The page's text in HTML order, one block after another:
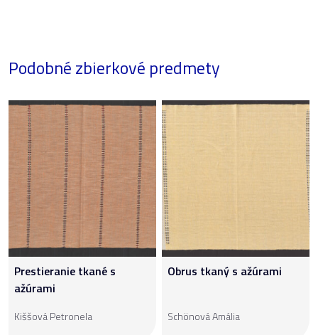
Podobné zbierkové predmety
Prestieranie tkané s
ažúrami
Kiššová Petronela
Obrus tkaný s ažúrami
Schönová Amália